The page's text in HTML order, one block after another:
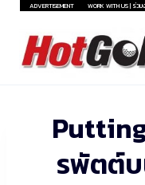
Skip
content
ADVERTISEMENT WORK WITH US | ร่วม
รพัตต์